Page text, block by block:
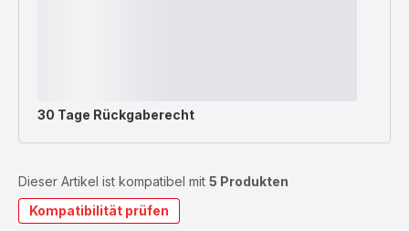
30 Tage Rückgaberecht
Dieser Artikel ist kompatibel mit 5 Produkten
Kompatibilität prüfen